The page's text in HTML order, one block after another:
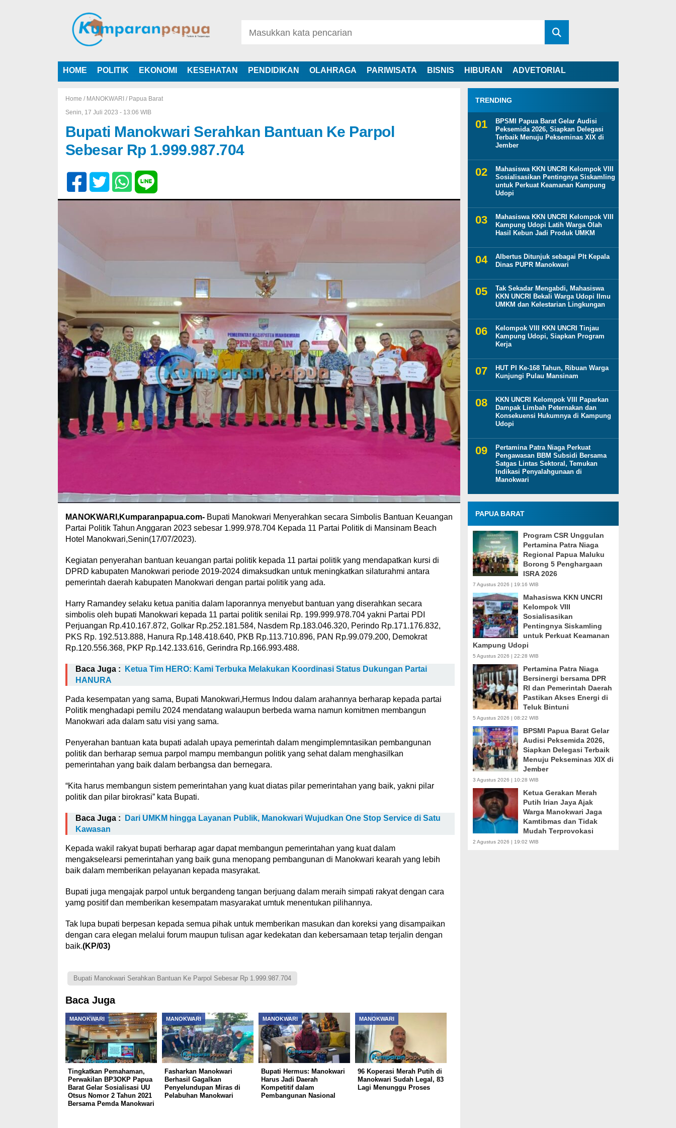
HOME POLITIK EKONOMI KESEHATAN PENDIDIKAN OLAHRAGA PARIWISATA BISNIS HIBURAN ADVETORIAL
Home / MANOKWARI / Papua Barat
Senin, 17 Juli 2023 - 13:06 WIB
Bupati Manokwari Serahkan Bantuan Ke Parpol
Sebesar Rp 1.999.987.704
MANOKWARI,Kumparanpapua.com-Bupati Manokwari Menyerahkan secara Simbolis Bantuan Keuangan
Partai Politik Tahun Anggaran 2023 sebesar 1.999.978.704 Kepada 11 Partai Politik di Mansinam Beach
Hotel Manokwari,Senin(17/07/2023).
Kegiatan penyerahan bantuan keuangan partai politik kepada 11 partai politik yang mendapatkan kursi di
DPRD kabupaten Manokwari periode 2019-2024 dimaksudkan untuk meningkatkan silaturahmi antara
pemerintah daerah kabupaten Manokwari dengan partai politik yang ada.
Harry Ramandey selaku ketua panitia dalam laporannya menyebut bantuan yang diserahkan secara
simbolis oleh bupati Manokwari kepada 11 partai politik senilai Rp. 199.999.978.704 yakni Partai PDI
Perjuangan Rp.410.167.872, Golkar Rp.252.181.584, Nasdem Rp.183.046.320, Perindo Rp.171.176.832,
PKS Rp. 192.513.888, Hanura Rp.148.418.640, PKB Rp.113.710.896, PAN Rp.99.079.200, Demokrat
Rp.120.556.368, PKP Rp.142.133.616, Gerindra Rp.166.993.488.
Baca Juga :
Ketua Tim HERO: Kami Terbuka Melakukan Koordinasi Status Dukungan Partai
HANURA
Pada kesempatan yang sama, Bupati Manokwari,Hermus Indou dalam arahannya berharap kepada partai
Politik menghadapi pemilu 2024 mendatang walaupun berbeda warna namun komitmen membangun
Manokwari ada dalam satu visi yang sama.
Penyerahan bantuan kata bupati adalah upaya pemerintah dalam mengimplemntasikan pembangunan
politik dan berharap semua parpol mampu membangun politik yang sehat dalam menghasilkan
pemerintahan yang baik dalam berbangsa dan bernegara.
“Kita harus membangun sistem pemerintahan yang kuat diatas pilar pemerintahan yang baik, yakni pilar
politik dan pilar birokrasi” kata Bupati.
Baca Juga :
Dari UMKM hingga Layanan Publik, Manokwari Wujudkan One Stop Service di Satu
Kawasan
Kepada wakil rakyat bupati berharap agar dapat membangun pemerintahan yang kuat dalam
mengakselearsi pemerintahan yang baik guna menopang pembangunan di Manokwari kearah yang lebih
baik dalam memberikan pelayanan kepada masyrakat.
Bupati juga mengajak parpol untuk bergandeng tangan berjuang dalam meraih simpati rakyat dengan cara
yamg positif dan memberikan kesempatam masyarakat umtuk menentukan pilihannya.
Tak lupa bupati berpesan kepada semua pihak untuk memberikan masukan dan koreksi yang disampaikan
dengan cara elegan melalui forum maupun tulisan agar kedekatan dan kebersamaan tetap terjalin dengan
baik.(KP/03)
Bupati Manokwari Serahkan Bantuan Ke Parpol Sebesar Rp 1.999.987.704
Baca Juga
MANOKWARI
Tingkatkan Pemahaman,
Perwakilan BP3OKP Papua
Barat Gelar Sosialisasi UU
Otsus Nomor 2 Tahun 2021
Bersama Pemda Manokwari
MANOKWARI
Fasharkan Manokwari
Berhasil Gagalkan
Penyelundupan Miras di
Pelabuhan Manokwari
MANOKWARI
Bupati Hermus: Manokwari
Harus Jadi Daerah
Kompetitif dalam
Pembangunan Nasional
MANOKWARI
96 Koperasi Merah Putih di
Manokwari Sudah Legal, 83
Lagi Menunggu Proses
TRENDING
BPSMI Papua Barat Gelar Audisi
Peksemida 2026, Siapkan Delegasi
Terbaik Menuju Pekseminas XIX di
Jember
Mahasiswa KKN UNCRI Kelompok VIII
Sosialisasikan Pentingnya Siskamling
untuk Perkuat Keamanan Kampung
Udopi
Mahasiswa KKN UNCRI Kelompok VIII
Kampung Udopi Latih Warga Olah
Hasil Kebun Jadi Produk UMKM
Albertus Ditunjuk sebagai Plt Kepala
Dinas PUPR Manokwari
Tak Sekadar Mengabdi, Mahasiswa
KKN UNCRI Bekali Warga Udopi Ilmu
UMKM dan Kelestarian Lingkungan
Kelompok VIII KKN UNCRI Tinjau
Kampung Udopi, Siapkan Program
Kerja
HUT PI Ke-168 Tahun, Ribuan Warga
Kunjungi Pulau Mansinam
KKN UNCRI Kelompok VIII Paparkan
Dampak Limbah Peternakan dan
Konsekuensi Hukumnya di Kampung
Udopi
Pertamina Patra Niaga Perkuat
Pengawasan BBM Subsidi Bersama
Satgas Lintas Sektoral, Temukan
Indikasi Penyalahgunaan di
Manokwari
PAPUA BARAT
Program CSR Unggulan
Pertamina Patra Niaga
Regional Papua Maluku
Borong 5 Penghargaan
ISRA 2026
7 Agustus 2026 | 19:16 WIB
Mahasiswa KKN UNCRI
Kelompok VIII
Sosialisasikan
Pentingnya Siskamling
untuk Perkuat Keamanan
Kampung Udopi
5 Agustus 2026 | 22:28 WIB
Pertamina Patra Niaga
Bersinergi bersama DPR
RI dan Pemerintah Daerah
Pastikan Akses Energi di
Teluk Bintuni
5 Agustus 2026 | 08:22 WIB
BPSMI Papua Barat Gelar
Audisi Peksemida 2026,
Siapkan Delegasi Terbaik
Menuju Pekseminas XIX di
Jember
3 Agustus 2026 | 10:28 WIB
Ketua Gerakan Merah
Putih Irian Jaya Ajak
Warga Manokwari Jaga
Kamtibmas dan Tidak
Mudah Terprovokasi
2 Agustus 2026 | 19:02 WIB